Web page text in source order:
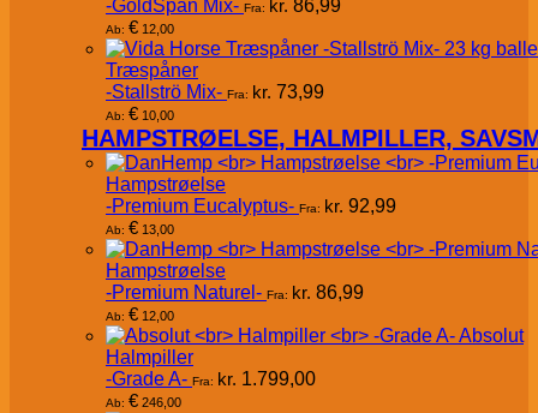
-GoldSpan Mix- Fra: kr. 86,99
Ab: € 12,00
Træspåner
-Stallströ Mix- Fra: kr. 73,99
Ab: € 10,00
HAMPSTRØELSE, HALMPILLER,
Hampstrøelse
-Premium Eucalyptus- Fra: kr. 92,99
Ab: € 13,00
Hampstrøelse
-Premium Naturel- Fra: kr. 86,99
Ab: € 12,00
Absolut
Halmpiller
-Grade A- Fra: kr. 1.799,00
Ab: € 246,00